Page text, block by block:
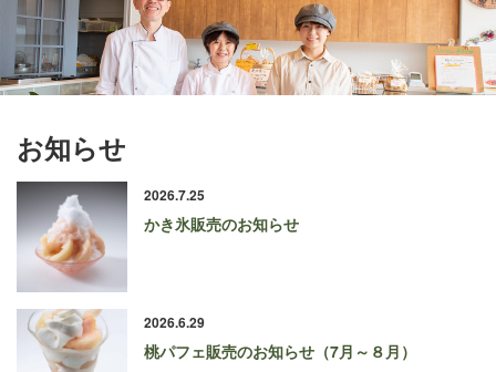
お知らせ
2026.7.25
かき氷販売のお知らせ
2026.6.29
桃パフェ販売のお知らせ（7月～８月）